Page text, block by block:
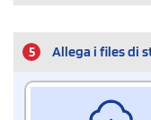
5 Allega i files di